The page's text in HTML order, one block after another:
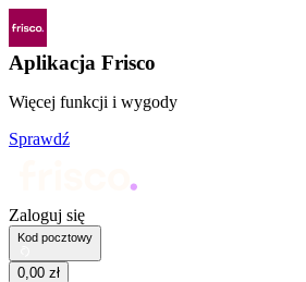
Aplikacja Frisco
Więcej funkcji i wygody
Sprawdź
Zaloguj się
Kod pocztowy
0,00 zł